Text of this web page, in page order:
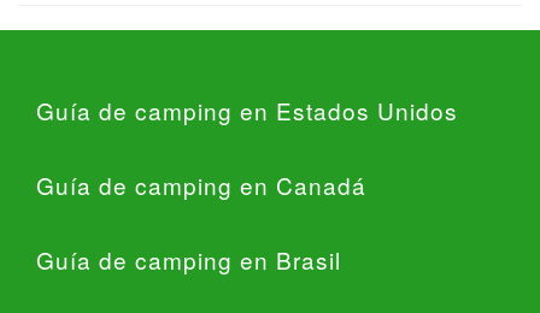
Guía de camping en Estados Unidos
Guía de camping en Canadá
Guía de camping en Brasil